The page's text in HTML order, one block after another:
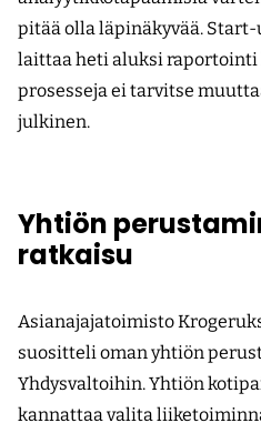
pitää olla läpinäkyvää.
laittaa heti aluksi
prosesseja ei tarvitse
julkinen.
Yhtiön
ratkaisu
Asianajajatoimisto
suositteli oman yhtiön
Yhdysvaltoihin. Yhtiön
kannattaa valita